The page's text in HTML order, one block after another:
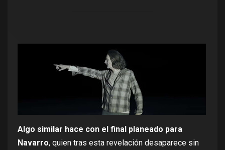
Algo similar hace con el final planeado para
Navarro, quien tras esta revelación desaparece sin